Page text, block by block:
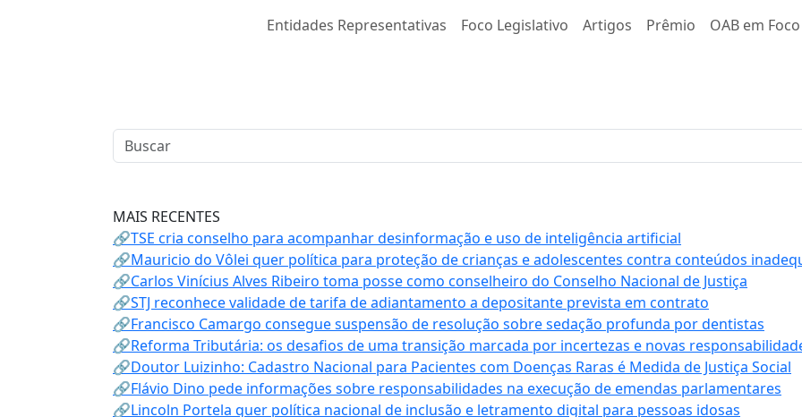
Entidades Representativas Foco Legislativo Artigos Prêmio OAB em Foco
MAIS RECENTES
🔗TSE cria conselho para acompanhar desinformação e uso de inteligência artificial
🔗Mauricio do Vôlei quer política para proteção de crianças e adolescentes contra conteúdos
🔗Carlos Vinícius Alves Ribeiro toma posse como conselheiro do Conselho Nacional de Justiça
🔗STJ reconhece validade de tarifa de adiantamento a depositante prevista em contrato
🔗Francisco Camargo consegue suspensão de resolução sobre sedação profunda por dentistas
🔗Reforma Tributária: os desafios de uma transição marcada por incertezas e novas
🔗Doutor Luizinho: Cadastro Nacional para Pacientes com Doenças Raras é Medida de Justiça Social
🔗Flávio Dino pede informações sobre responsabilidades na execução de emendas parlamentares
🔗Lincoln Portela quer política nacional de inclusão e letramento digital para pessoas idosas